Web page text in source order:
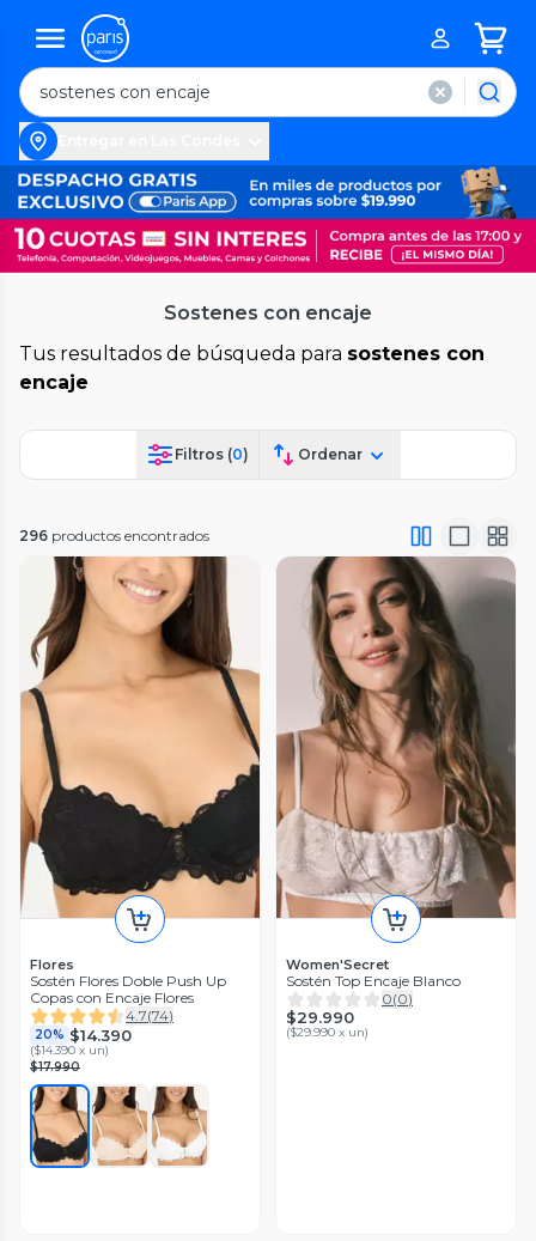
Sostenes con encaje
Tus resultados de búsqueda para sostenes con
encaje
Filtros (0) Ordenar
296 productos encontrados
Flores
Sostén Flores Doble Push Up
Copas con Encaje Flores
4.7(74)
20% $14.390
($14.390 x un)
$17.990
Women'Secret
Sostén Top Encaje Blanco
0(0)
$29.990
($29.990 x un)